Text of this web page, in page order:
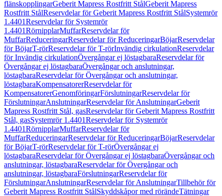
flänskopplingarGeberit Mapress Rostfritt StålGeberit Mapress
Rostfritt StålReservdelar för Geberit Mapress Rostfritt StålSystemrör
1.4401Reservdelar för Systemrör
1.4401RörnipplarMuffarReservdelar för
MuffarReduceringarReservdelar för ReduceringarBöjarReservdelar
för BöjarT-rörReservdelar för T-rörInvändig cirkulationReservdelar
för Invändig cirkulationÖvergångar ej löstagbaraReservdelar för
Övergångar ej löstagbaraÖvergångar och anslutningar,
löstagbaraReservdelar för Övergångar och anslutningar,
löstagbaraKompensatorerReservdelar för
KompensatorerGenomföringarFörslutningarReservdelar för
FörslutningarAnslutningarReservdelar för AnslutningarGeberit
Mapress Rostfritt Stål, gasReservdelar för Geberit Mapress Rostfritt
Stål, gasSystemrör 1.4401Reservdelar för Systemrör
1.4401RörnipplarMuffarReservdelar för
MuffarReduceringarReservdelar för ReduceringarBöjarReservdelar
för BöjarT-rörReservdelar för T-rörÖvergångar ej
löstagbaraReservdelar för Övergångar ej löstagbaraÖvergångar och
anslutningar, löstagbaraReservdelar för Övergångar och
anslutningar, löstagbaraFörslutningarReservdelar för
FörslutningarAnslutningarReservdelar för AnslutningarTillbehör för
Geberit Mapress Rostfritt StålSkyddskåpor med rörändeTätningar